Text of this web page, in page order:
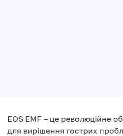
EOS EMF – це революційне
для вирішення гострих